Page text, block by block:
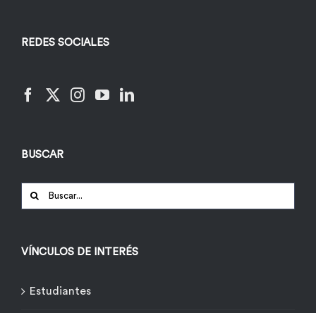
REDES SOCIALES
BUSCAR
Buscar:
VÍNCULOS DE INTERÉS
Estudiantes